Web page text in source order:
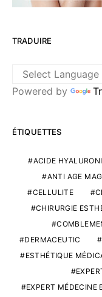
TRADUIRE
Powered by
ÉTIQUETTES
ACIDE
ANTI AGE
CELLULITE
CHIRURGIE
DERMACEUTIC
ESTHÉTIQUE
EXPERT MÉDECINE